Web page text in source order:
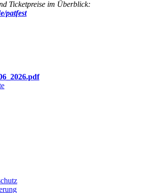
Ticketpreise im Überblick:
patfest